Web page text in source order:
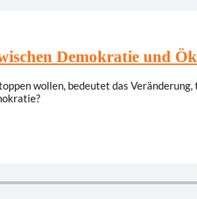
Demokratie und
wollen, bedeutet das